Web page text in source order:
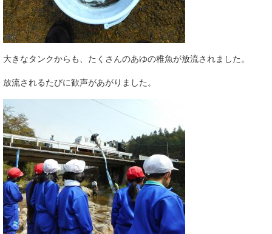
大きなタンクからも、たくさんのあゆの稚魚が放流されました。
放流されるたびに歓声があがりました。